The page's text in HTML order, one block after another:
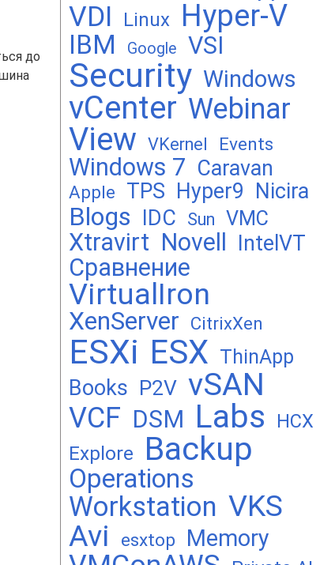
до
VDI Linux Hyper-V
IBM Google VSI
Security Windows
vCenter Webinar
View VKernel Events
Windows 7 Caravan
Apple TPS Hyper9 Nicira
Blogs IDC Sun VMC
Xtravirt Novell IntelVT
Сравнение
VirtualIron
XenServer CitrixXen
ESXi ESX ThinApp
Books P2V vSAN
VCF DSM Labs HCX
Explore Backup
Operations
Workstation VKS
Avi
esxtop Memory